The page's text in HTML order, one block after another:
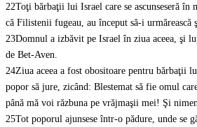
22Toţi bărbaţii lui Israel care se ascunseseră
că Filistenii fugeau, au început să-i urmărească
23Domnul a izbăvit pe Israel în ziua aceea, şi
de Bet-Aven.
24Ziua aceea a fost obositoare pentru bărbaţii
popor să jure, zicând: Blestemat să fie omul
până mă voi răzbuna pe vrăjmaşii mei! Şi
25Tot poporul ajunsese într-o pădure, unde se